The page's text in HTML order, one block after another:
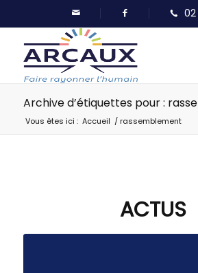
Archive d’étiquettes pour :
Vous êtes ici : Accueil / rassemblement
ACTUS